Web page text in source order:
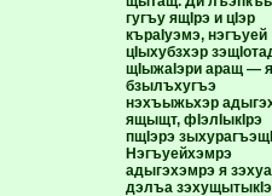
гугъу ящIрэ и цIэр
къраIуэмэ, нэгъуей
цIыхубзхэр
щIыжаIэри аращ —
бзылъхугъэ
нэхъыжьхэр
ящыщт, фIэлIыкIрэ
пщIэрэ
Нэгъуейхэмрэ
адыгэхэмрэ я
дэлъа